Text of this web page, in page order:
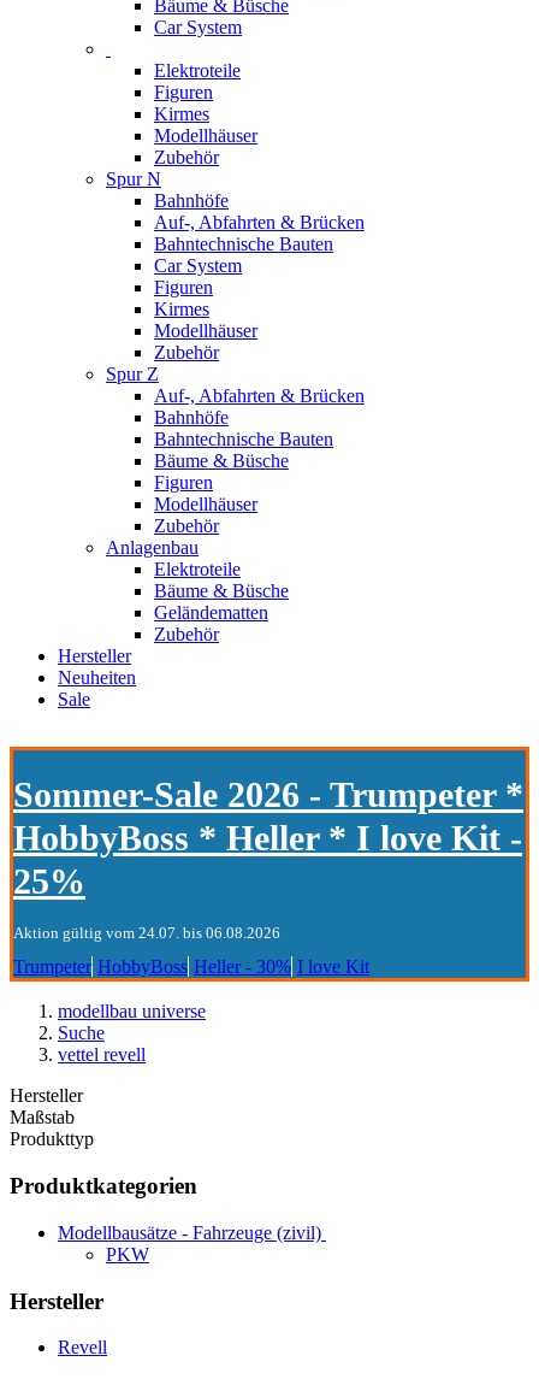
Bäume & Büsche
Car System
Elektroteile
Figuren
Kirmes
Modellhäuser
Zubehör
Spur N
Bahnhöfe
Auf-, Abfahrten & Brücken
Bahntechnische Bauten
Car System
Figuren
Kirmes
Modellhäuser
Zubehör
Spur Z
Auf-, Abfahrten & Brücken
Bahnhöfe
Bahntechnische Bauten
Bäume & Büsche
Figuren
Modellhäuser
Zubehör
Anlagenbau
Elektroteile
Bäume & Büsche
Geländematten
Zubehör
Hersteller
Neuheiten
Sale
Sommer-Sale 2026 - Trumpeter *
HobbyBoss * Heller * I love Kit -
25%
Aktion gültig vom 24.07. bis 06.08.2026
Trumpeter HobbyBoss Heller - 30% I love Kit
modellbau universe
Suche
vettel revell
Hersteller
Maßstab
Produkttyp
Produktkategorien
Modellbausätze - Fahrzeuge (zivil)
PKW
Hersteller
Revell